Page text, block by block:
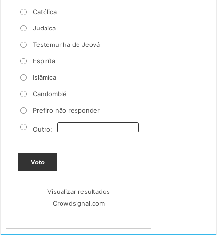
Católica
Judaica
Testemunha de Jeová
Espiríta
Islâmica
Candomblé
Prefiro não responder
Outro:
Voto
Visualizar resultados
Crowdsignal.com